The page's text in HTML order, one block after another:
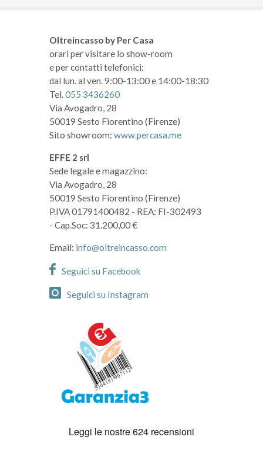
Oltreincasso by Per Casa
orari per visitare lo show-room
e per contatti telefonici:
dal lun. al ven. 9:00-13:00 e 14:00-18:30
Tel.055 3436260
Via Avogadro, 28
50019 Sesto Fiorentino (Firenze)
Sito showroom: www.percasa.me
EFFE 2 srl
Sede legale e magazzino:
Via Avogadro, 28
50019 Sesto Fiorentino (Firenze)
P.IVA 01791400482 - REA: FI-302493
- Cap.Soc: 31.200,00 €
Email: info@oltreincasso.com
Seguici su Facebook
Seguici su Instagram